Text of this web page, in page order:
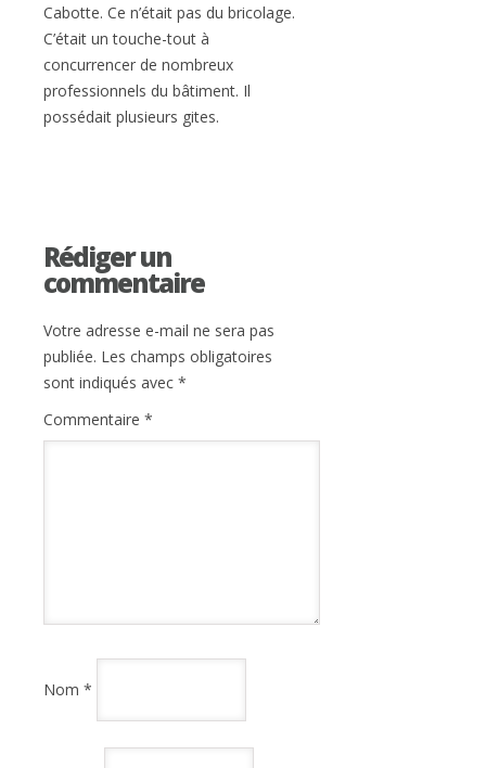
Cabotte. Ce n’était pas du bricolage.
C’était un touche-tout à
concurrencer de nombreux
professionnels du bâtiment. Il
possédait plusieurs gites.
Rédiger un
commentaire
Votre adresse e-mail ne sera pas
publiée. Les champs obligatoires
sont indiqués avec *
Commentaire *
Nom *